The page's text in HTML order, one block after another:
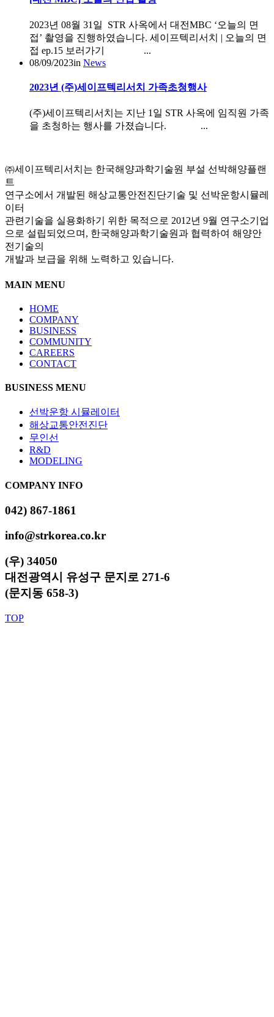
2023년 08월 31일 STR 사옥에서 대전MBC ‘오늘의 면
접’ 촬영을 진행하였습니다. 세이프텍리서치 | 오늘의 면
접 ep.15 보러가기 ...
08/09/2023in News
2023년 (주)세이프텍리서치 가족초청행사
(주)세이프텍리서치는 지난 1일 STR 사옥에 임직원 가족
을 초청하는 행사를 가졌습니다. ...
㈜세이프텍리서치는 한국해양과학기술원 부설 선박해양플랜
트
연구소에서 개발된 해상교통안전진단기술 및 선박운항시뮬레
이터
관련기술을 실용화하기 위한 목적으로 2012년 9월 연구소기업
으로 설립되었으며, 한국해양과학기술원과 협력하여 해양안
전기술의
개발과 보급을 위해 노력하고 있습니다.
MAIN MENU
HOME
COMPANY
BUSINESS
COMMUNITY
CAREERS
CONTACT
BUSINESS MENU
선박운항 시뮬레이터
해상교통안전진단
무인선
R&D
MODELING
COMPANY INFO
042) 867-1861
​info@strkorea.co.kr
(우) 34050
대전광역시 유성구 문지로 271-6
(문지동 658-3)
TOP